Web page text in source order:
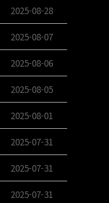
2025-08-28
2025-08-07
2025-08-06
2025-08-05
2025-08-01
2025-07-31
2025-07-31
2025-07-31